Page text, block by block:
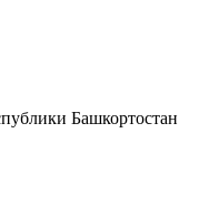
Башкортостан